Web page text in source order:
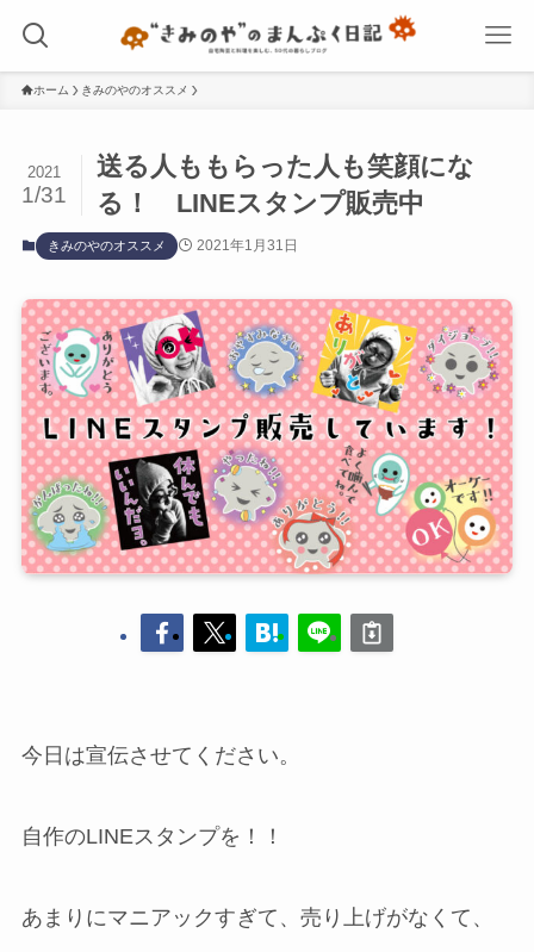
ホーム きみのやのオススメ
送る人ももらった人も笑顔にな
る！ LINEスタンプ販売中
2021
1/31
きみのやのオススメ 2021年1月31日
今日は宣伝させてください。
自作のLINEスタンプを！！
あまりにマニアックすぎて、売り上げがなくて、